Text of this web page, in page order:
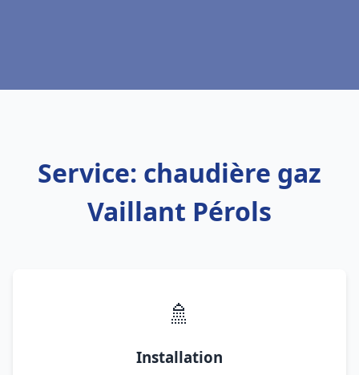
Service: chaudière gaz
Vaillant Pérols
🚿
Installation